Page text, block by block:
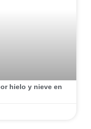
hielo y nieve en